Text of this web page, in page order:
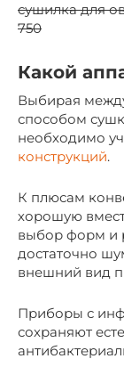
сушилка для
750
Какой
Выбирая
способом
необходимо
конструкций.
К плюсам
хорошую
выбор форм и
достаточно
внешний вид
Приборы с
сохраняют